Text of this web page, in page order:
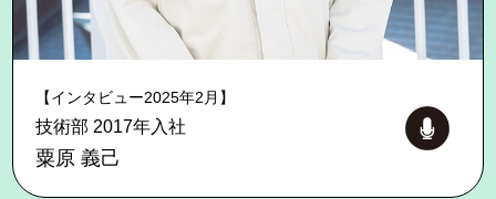
【インタビュー2025年2月】
技術部 2017年入社
粟原 義己